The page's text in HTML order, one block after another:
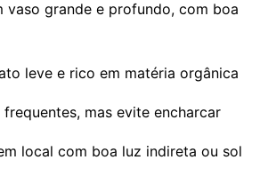
vaso grande e profundo, com boa
leve e rico em matéria orgânica
frequentes, mas evite encharcar
local com boa luz indireta ou sol